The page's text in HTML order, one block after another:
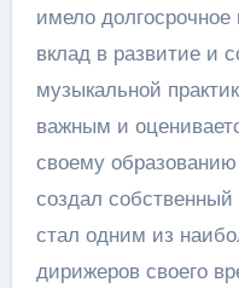
имело
вклад в развитие и
музыкальной
важным и
своему
создал
стал одним из
дирижеров своего